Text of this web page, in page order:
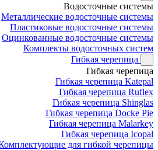
Водосточные системы
Металлические водосточные системы
Пластиковые водосточные системы
Оцинкованные водосточные системы
Комплекты водосточных систем
Гибкая черепица
Гибкая черепица
Гибкая черепица Katepal
Гибкая черепица Ruflex
Гибкая черепица Shinglas
Гибкая черепица Docke Pie
Гибкая черепица Malarkey
Гибкая черепица Icopal
для гибкой черепицы